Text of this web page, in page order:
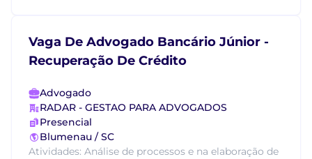
Vaga De Advogado Bancário Júnior -
Recuperação De Crédito
Advogado
RADAR - GESTAO PARA ADVOGADOS
Presencial
Blumenau / SC
Atividades: Análise de processos e na elaboração de